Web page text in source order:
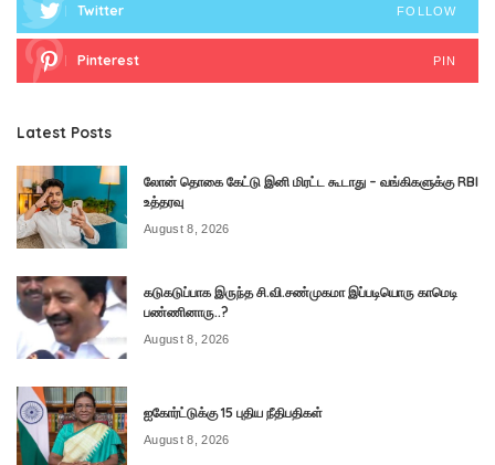
Twitter FOLLOW
Pinterest PIN
Latest Posts
லோன் தொகை கேட்டு இனி மிரட்ட கூடாது – வங்கிகளுக்கு RBI
உத்தரவு
August 8, 2026
கடுகடுப்பாக இருந்த சி.வி.சண்முகமா இப்படியொரு காமெடி
பண்ணினாரு..?
August 8, 2026
ஐகோர்ட்டுக்கு 15 புதிய நீதிபதிகள்
August 8, 2026